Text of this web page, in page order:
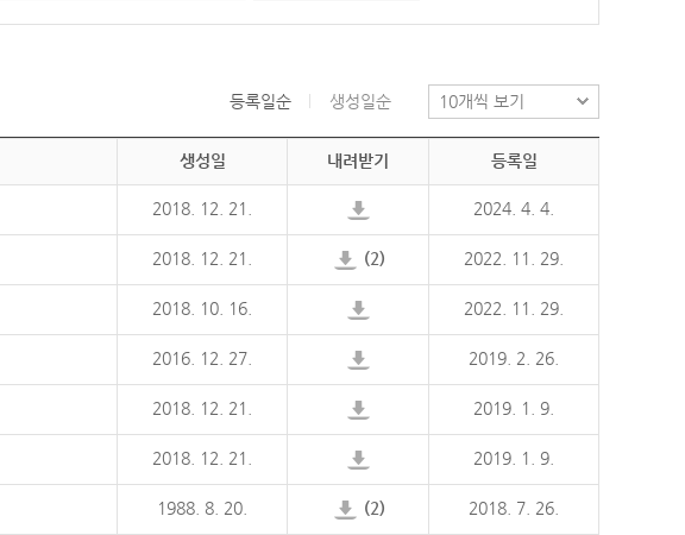
등록일순 생성일순
생성일 내려받기 등록일
2018. 12. 21. 2024. 4. 4.
2018. 12. 21. (2) 2022. 11. 29.
2018. 10. 16. 2022. 11. 29.
2016. 12. 27. 2019. 2. 26.
2018. 12. 21. 2019. 1. 9.
2018. 12. 21. 2019. 1. 9.
1988. 8. 20. (2) 2018. 7. 26.